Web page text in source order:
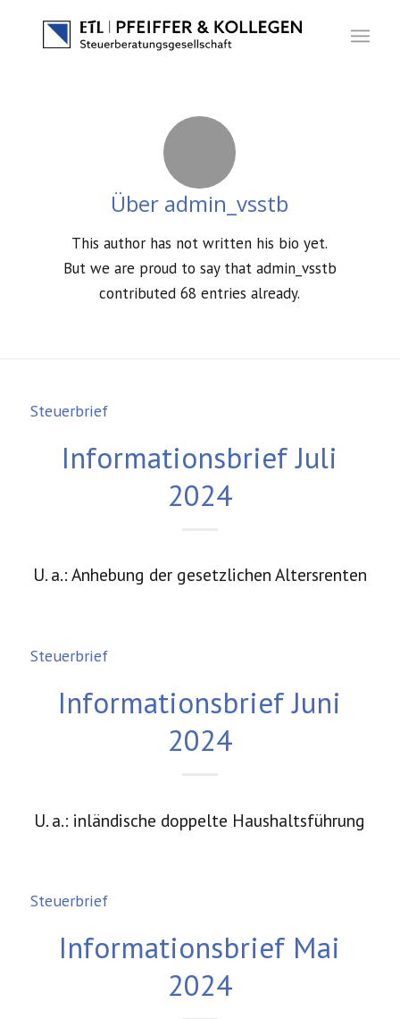
Über admin_vsstb
This author has not written his bio yet.
But we are proud to say that admin_vsstb
contributed 68 entries already.
Steuerbrief
Informationsbrief Juli
2024
U. a.: Anhebung der gesetzlichen Altersrenten
Steuerbrief
Informationsbrief Juni
2024
U. a.: inländische doppelte Haushaltsführung
Steuerbrief
Informationsbrief Mai
2024